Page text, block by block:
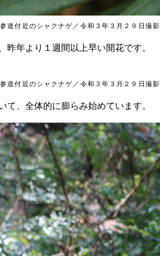
参道付近のシャクナゲ／令和３年３月２９日撮
昨年より１週間以上早い開花です。
参道付近のシャクナゲ／令和３年３月２９日撮
て、全体的に膨らみ始めています。